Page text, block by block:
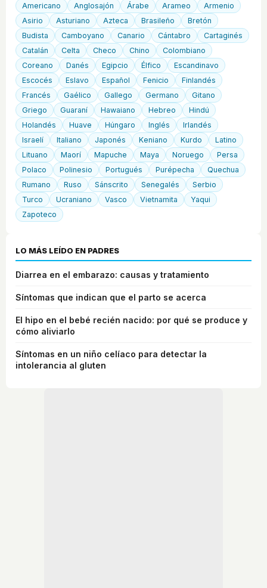
Americano
Anglosajón Árabe Arameo
Armenio
Asirio
Asturiano Azteca Brasileño
Bretón
Budista
Camboyano Canario Cántabro
Cartaginés
Catalán
Celta Checo Chino
Colombiano
Coreano
Danés Egipcio Élfico
Escandinavo
Escocés
Eslavo Español Fenicio
Finlandés
Francés
Gaélico Gallego Germano
Gitano
Griego
Guaraní Hawaiano Hebreo
Hindú
Holandés
Huave Húngaro Inglés
Irlandés
Israelí
Italiano Japonés Keniano Kurdo
Latino
Lituano
Maorí Mapuche Maya Noruego
Persa
Polaco
Polinesio Portugués Purépecha
Quechua
Rumano
Ruso Sánscrito Senegalés
Serbio
Turco
Ucraniano Vasco Vietnamita
Yaqui
Zapoteco
LO MÁS LEÍDO EN PADRES
Diarrea en el embarazo: causas y tratamiento
Síntomas que indican que el parto se acerca
El hipo en el bebé recién nacido: por qué se produce y
cómo aliviarlo
Síntomas en un niño celíaco para detectar la
intolerancia al gluten